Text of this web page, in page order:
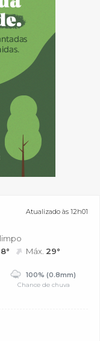
Atualizado às 12h01
Máx. 29°
100% (0.8mm)
Chance de chuva